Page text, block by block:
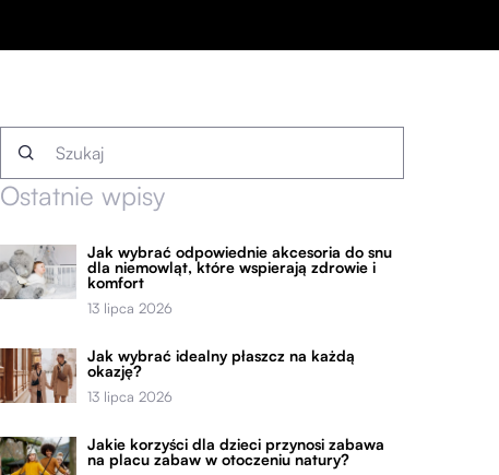
Ostatnie wpisy
Jak wybrać odpowiednie akcesoria do snu
dla niemowląt, które wspierają zdrowie i
komfort
13 lipca 2026
Jak wybrać idealny płaszcz na każdą
okazję?
13 lipca 2026
Jakie korzyści dla dzieci przynosi zabawa
na placu zabaw w otoczeniu natury?